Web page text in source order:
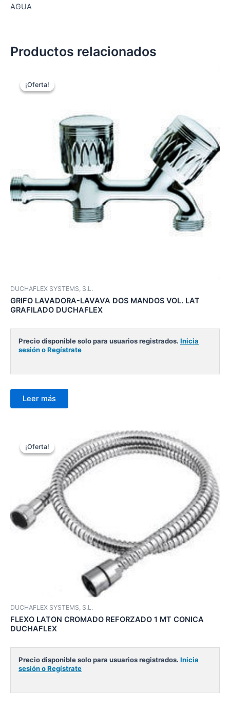
AGUA
Productos relacionados
¡Oferta!
¡Oferta!
DUCHAFLEX SYSTEMS, S.L.
GRIFO LAVADORA-LAVAVA DOS MANDOS VOL. LAT
GRAFILADO DUCHAFLEX
Precio disponible solo para usuarios registrados. Inicia
sesión o Regístrate
Leer más
¡Oferta!
¡Oferta!
DUCHAFLEX SYSTEMS, S.L.
FLEXO LATON CROMADO REFORZADO 1 MT CONICA
DUCHAFLEX
Precio disponible solo para usuarios registrados. Inicia
sesión o Regístrate